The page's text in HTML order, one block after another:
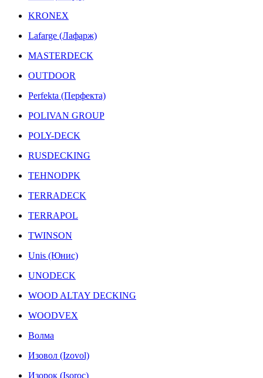
KRONEX
Lafarge (Лафарж)
MASTERDECK
OUTDOOR
Perfekta (Перфекта)
POLIVAN GROUP
POLY-DECK
RUSDECKING
TEHNODPK
TERRADECK
TERRAPOL
TWINSON
Unis (Юнис)
UNODECK
WOOD ALTAY DECKING
WOODVEX
Волма
Изовол (Izovol)
Изорок (Isoroc)